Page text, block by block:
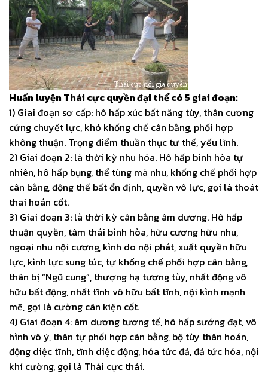
Huấn luyện Thái cực quyền đại thể có 5 giai đoạn:
1) Giai đoạn sơ cấp: hô hấp xúc bất năng tùy, thân cương
cứng chuyết lực, khó khống chế cân bằng, phối hợp
không thuận. Trọng điểm thuần thục tư thế, yếu lĩnh.
2) Giai đoạn 2: là thời kỳ nhu hóa. Hô hấp bình hòa tự
nhiên, hô hấp bụng, thể tùng mà nhu, khống chế phối hợp
cân bằng, động thế bất ổn định, quyền vô lực, gọi là thoát
thai hoán cốt.
3) Giai đoạn 3: là thời kỳ cân bằng âm dương. Hô hấp
thuận quyền, tâm thái bình hòa, hữu cương hữu nhu,
ngoại nhu nội cương, kình do nội phát, xuất quyền hữu
lực, kình lực sung túc, tự khống chế phối hợp cân bằng,
thân bị “Ngũ cung”, thượng hạ tương tùy, nhất động vô
hữu bất động, nhất tĩnh vô hữu bất tĩnh, nội kình mạnh
mẽ, gọi là cường cân kiện cốt.
4) Giai đoạn 4: âm dương tương tế, hô hấp sướng đạt, vô
hình vô ý, thân tự phối hợp cân bằng, bộ tùy thân hoán,
động diệc tĩnh, tĩnh diệc động, hóa tức đả, đả tức hóa, nội
khí cường, gọi là Thái cực thái.